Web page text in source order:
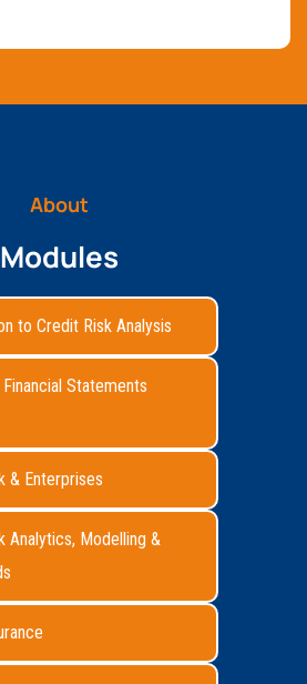
About
Modules
to Credit Risk Analysis
Statements
& Enterprises
Analytics, Modelling &